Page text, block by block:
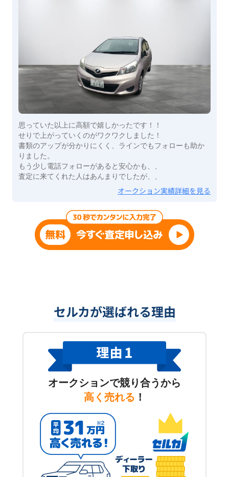
思っていた以上に高額で嬉しかったです！！
せりで上がっていくのがワクワクしました！
書類のアップが分かりにくく、ラインでもフォローも助か
りました。
もう少し電話フォローがあると安心かも、、
査定に来てくれた人はあんまりでしたが、、
オークション実績詳細を見る
セルカが選ばれる理由
オークションで競り合うから
高く売れる ！